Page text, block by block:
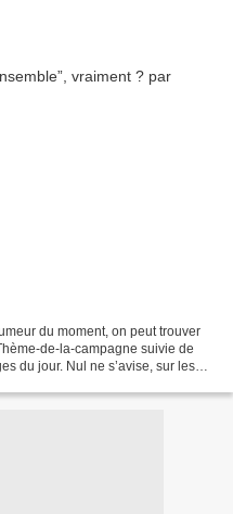
du moment, on peut trouver
de-la-campagne suivie de
du jour. Nul ne s’avise, sur les